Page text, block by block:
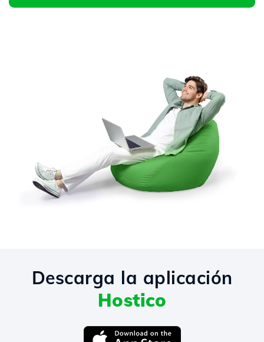
Descarga la aplicación
Hostico